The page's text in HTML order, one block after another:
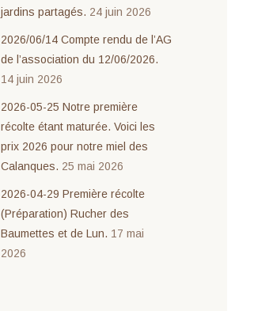
jardins partagés. 24 juin 2026
2026/06/14 Compte rendu de l’AG
de l’association du 12/06/2026.
14 juin 2026
2026-05-25 Notre première
récolte étant maturée. Voici les
prix 2026 pour notre miel des
Calanques. 25 mai 2026
2026-04-29 Première récolte
(Préparation) Rucher des
Baumettes et de Lun. 17 mai
2026